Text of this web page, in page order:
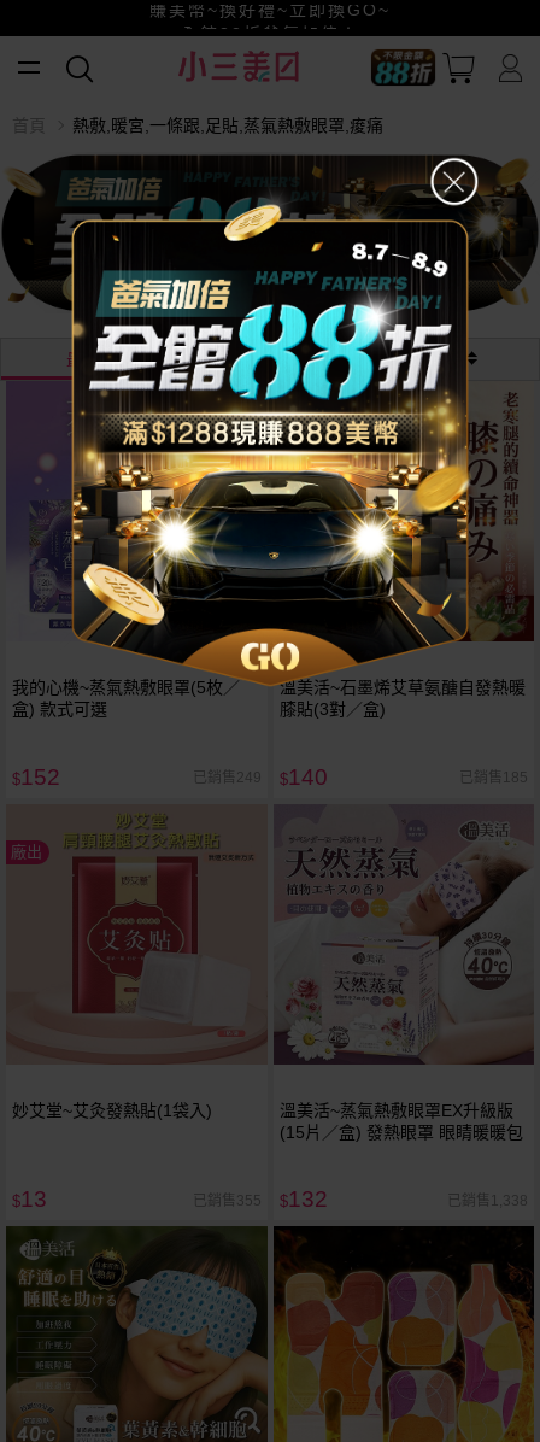
賺美幣~換好禮~立即換GO~
小三美日x全支付~美幣+全點折上折超划算
全館88折爸氣加倍！
最熱銷 最新 價格
首頁 熱敷,暖宮,一條跟,足貼,蒸氣熱敷眼罩,痠痛
我的心機~蒸氣熱敷眼罩(5枚／
盒) 款式可選
$152 已銷售249
溫美活~石墨烯艾草氨醣自發熱暖
膝貼(3對／盒)
$140 已銷售185
廠出
妙艾堂~艾灸發熱貼(1袋入)
$13 已銷售355
溫美活~蒸氣熱敷眼罩EX升級版
(15片／盒) 發熱眼罩 眼睛暖暖包
$132 已銷售1,338